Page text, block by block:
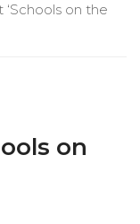
on the
on